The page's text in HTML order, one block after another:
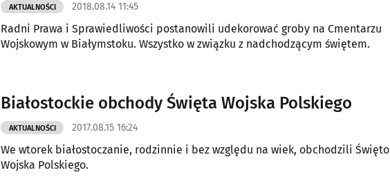
AKTUALNOŚCI 2018.08.14 11:45
Radni Prawa i Sprawiedliwości postanowili udekorować groby na Cmentarzu
Wojskowym w Białymstoku. Wszystko w związku z nadchodzącym świętem.
Białostockie obchody Święta Wojska Polskiego
AKTUALNOŚCI 2017.08.15 16:24
We wtorek białostoczanie, rodzinnie i bez względu na wiek, obchodzili Święto
Wojska Polskiego.